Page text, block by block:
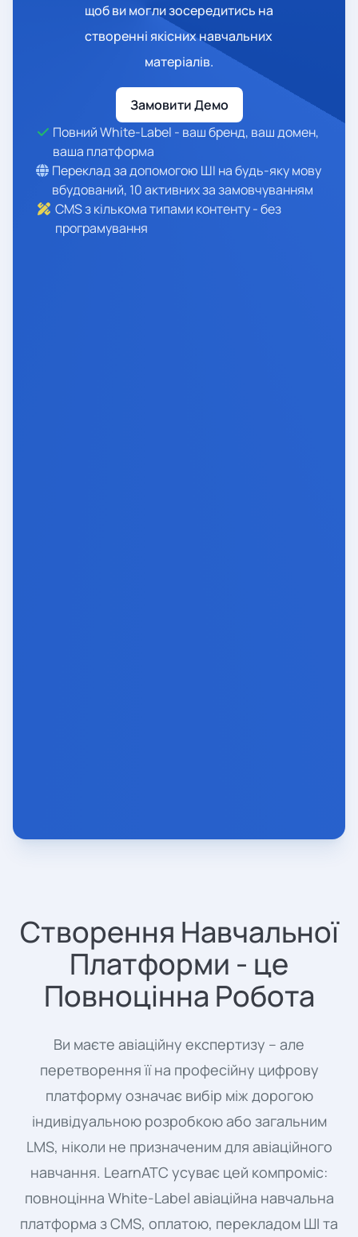
щоб ви могли зосередитись на
створенні якісних навчальних
матеріалів.
Замовити Демо
Повний White-Label - ваш бренд, ваш домен,
ваша платформа
Переклад за допомогою ШІ на будь-яку мову
вбудований, 10 активних за замовчуванням
CMS з кількома типами контенту - без
програмування
Створення Навчальної
Платформи - це
Повноцінна Робота
Ви маєте авіаційну експертизу – але
перетворення її на професійну цифрову
платформу означає вибір між дорогою
індивідуальною розробкою або загальним
LMS, ніколи не призначеним для авіаційного
навчання. LearnATC усуває цей компроміс:
повноцінна White-Label авіаційна навчальна
платформа з CMS, оплатою, перекладом ШІ та